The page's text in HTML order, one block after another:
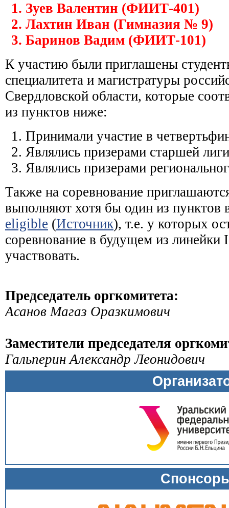
Зуев Валентин (ФИИТ-401)
Лахтин Иван (Гимназия № 9)
Баринов Вадим (ФИИТ-101)
К участию были приглашены
специалитета и магистратуры
Свердловской области, которые
из пунктов ниже:
Принимали участие в
Являлись призерами старшей
Являлись призерами
Также на соревнование
выполняют хотя бы один из
eligible (Источник), т.е. у которых
соревнование в будущем из линейки
участвовать.
Председатель оргкомитета:
Асанов Магаз Оразкимович
Заместители председателя
Гальперин Александр Леонидович